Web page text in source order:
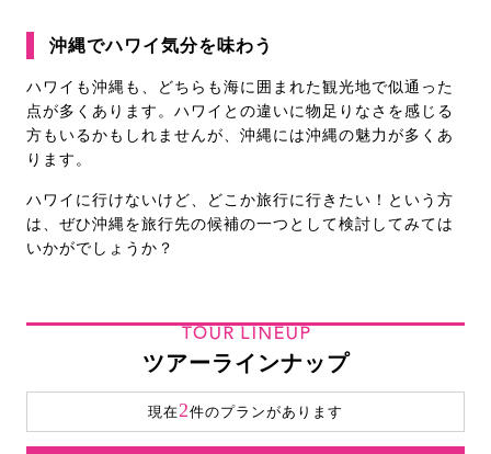
沖縄でハワイ気分を味わう
ハワイも沖縄も、どちらも海に囲まれた観光地で似通った
点が多くあります。ハワイとの違いに物足りなさを感じる
方もいるかもしれませんが、沖縄には沖縄の魅力が多くあ
ります。
ハワイに行けないけど、どこか旅行に行きたい！という方
は、ぜひ沖縄を旅行先の候補の一つとして検討してみては
いかがでしょうか？
TOUR LINEUP
ツアーラインナップ
現在2件のプランがあります